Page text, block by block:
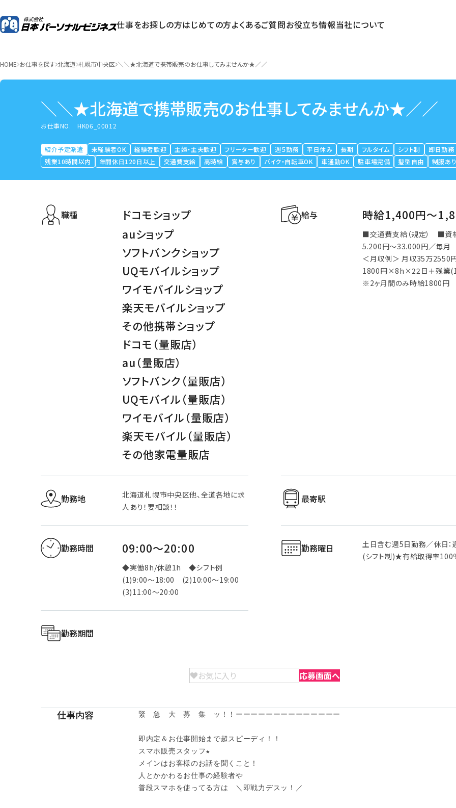
仕事をお探しの方はじめての方よくあるご質問お役立ち情報当社について
HOME お仕事を探す 北海道 札幌市中央区 ＼＼★北海道で携帯販売のお仕事してみませんか★／／
＼＼★北海道で携帯販売のお仕事してみませんか★／／
お仕事NO.HK06_00012
紹介予定派遣 未経験者OK 経験者歓迎 主婦・主夫歓迎 フリーター歓迎 週５勤務 平日休み 長期 フルタイム シフト制
即日勤務
残業10時間以内
年間休日120日以上 交通費支給 高時給 賞与あり バイク・自転車OK 車通勤OK 駐車場完備 髪型自由 制服あり
職種
ドコモショップ
auショップ
ソフトバンクショップ
UQモバイルショップ
ワイモバイルショップ
楽天モバイルショップ
その他携帯ショップ
ドコモ（量販店）
au（量販店）
ソフトバンク（量販店）
UQモバイル（量販店）
ワイモバイル（量販店）
楽天モバイル（量販店）
その他家電量販店
給与 時給1,400円〜
■交通費支給（規定） ■資
5.200円～33.000円／毎月
＜月収例＞ 月収35万2550
1800円×8h×22日＋残業
※2ヶ月間のみ時給1800円
勤務地
北海道札幌市中央区他、全道各地に求
人あり！要相談！！
最寄駅
勤務時間 09:00～20:00
◆実働8h/休憩1h ◆シフト例
(1)9:00～18:00 (2)10:00～19:00
(3)11:00～20:00
勤務曜日
土日含む週5日勤務／休日：
(シフト制)★有給取得率100
勤務期間
お気に入り 応募画面へ
仕事内容 緊　急　大　募　集　ッ！！ーーーーーーーーーーーーーー
即内定＆お仕事開始まで超スピーディ！！
スマホ販売スタッフ★
メインはお客様のお話を聞くこと！
人とかかわるお仕事の経験者や
普段スマホを使ってる方は　＼即戦力デスッ！／